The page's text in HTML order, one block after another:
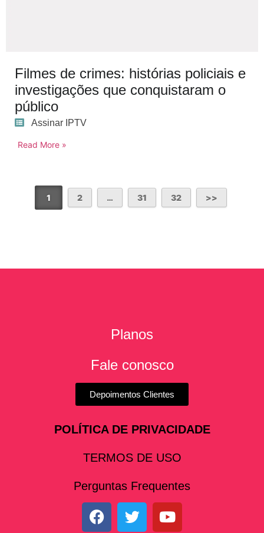
Filmes de crimes: histórias policiais e
investigações que conquistaram o
público
Assinar IPTV
Read More »
1 2 … 31 32
Planos
Fale conosco
Depoimentos Clientes
POLÍTICA DE PRIVACIDADE
TERMOS DE USO
Perguntas Frequentes